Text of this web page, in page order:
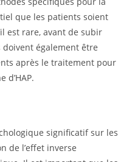
que les patients soient
est rare, avant de subir
également être
après le traitement pour
d’HAP.
significatif sur les
de l’effet inverse